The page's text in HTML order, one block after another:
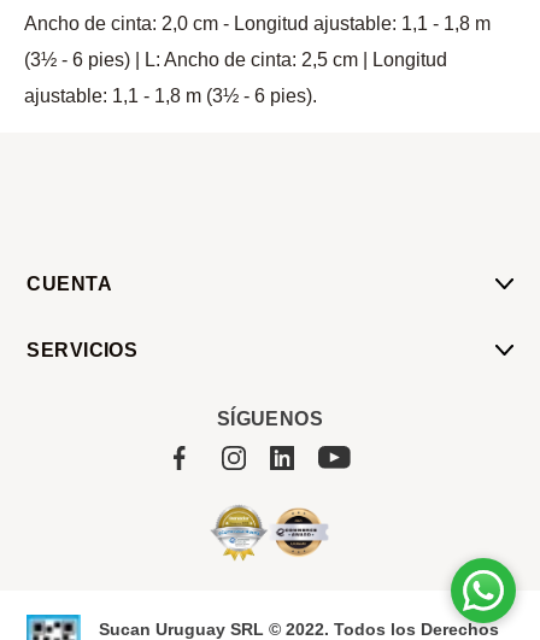
Ancho de cinta: 2,0 cm - Longitud ajustable: 1,1 - 1,8 m
(3½ - 6 pies) | L: Ancho de cinta: 2,5 cm | Longitud
ajustable: 1,1 - 1,8 m (3½ - 6 pies).
CUENTA
SERVICIOS
SÍGUENOS
Sucan Uruguay SRL © 2022. Todos los Derechos